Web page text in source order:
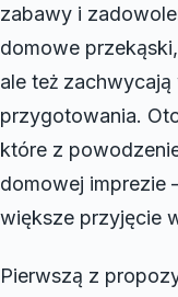
zabawy i
domowe
ale też zachwycają
przygotowania.
które z
domowej imprezie
większe przyjęcie
Pierwszą z